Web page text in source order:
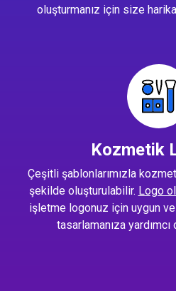
oluşturmanız için size
Kozmetik
Çeşitli şablonlarımızla
şekilde oluşturulabilir. Logo
işletme logonuz için uygun
tasarlamanıza